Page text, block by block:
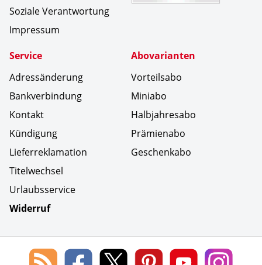
Soziale Verantwortung
Impressum
Service
Adressänderung
Bankverbindung
Kontakt
Kündigung
Lieferreklamation
Titelwechsel
Urlaubsservice
Widerruf
Abovarianten
Vorteilsabo
Miniabo
Halbjahresabo
Prämienabo
Geschenkabo
Social Media
Blog
Lorenz Lorenz Lorenz Lorenz Lorenz